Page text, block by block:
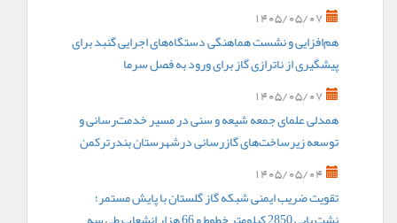
1405/05/07
هم‌افزایی و نشست هماهنگی دستگاه‌های اجرایی گنبد برای
پیشگیری از ناترازی گاز برای ورود به فصل سرما
1405/05/07
همدلی علمای جمعه شیعه و سنی در مسیر خدمت‌رسانی و
توسعه زیرساخت‌های گازرسانی درشهرستان بندرترکمن
1405/05/04
تقویت ضریب ایمنی شبکه گاز گلستان با پایش مستمر؛